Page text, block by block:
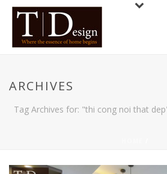
ARCHIVES
Tag Archives for: "thi cong noi that